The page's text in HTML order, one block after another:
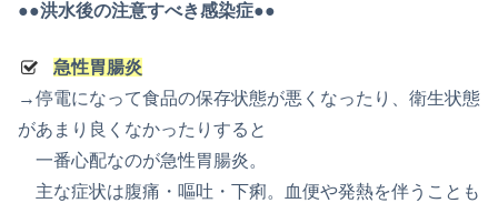
●●洪水後の注意すべき感染症●●
急性胃腸炎
→停電になって食品の保存状態が悪くなったり、衛生状態
があまり良くなかったりすると
一番心配なのが急性胃腸炎。
主な症状は腹痛・嘔吐・下痢。血便や発熱を伴うことも